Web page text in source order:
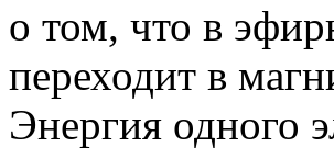
о том, что в
переходит в
Энергия одного